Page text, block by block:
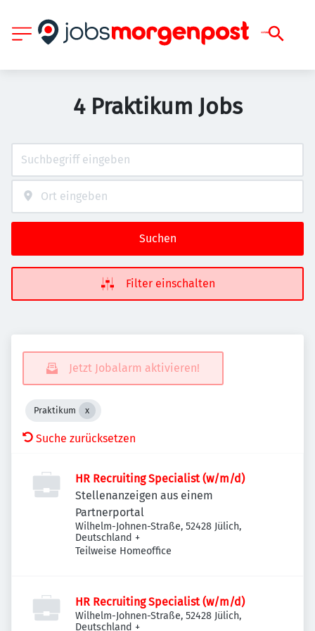
4 Praktikum Jobs
Suchen
Filter einschalten
Jetzt Jobalarm aktivieren!
Praktikum
Suche zurücksetzen
HR Recruiting Specialist (w/m/d)
Stellenanzeigen aus einem
Partnerportal
Wilhelm-Johnen-Straße, 52428 Jülich,
Deutschland +
Teilweise Homeoffice
HR Recruiting Specialist (w/m/d)
Wilhelm-Johnen-Straße, 52428 Jülich,
Deutschland +